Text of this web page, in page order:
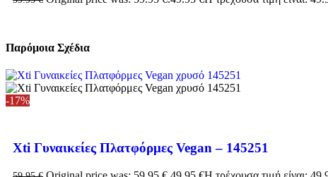
Παρόμοια Σχέδια
-17%
Xti Γυναικείες Πλατφόρμες Vegan – 145251